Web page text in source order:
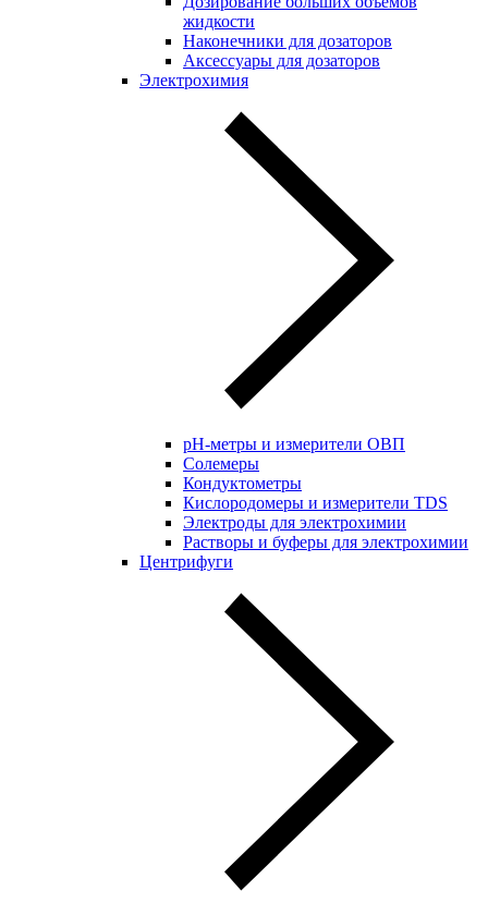
жидкости
Наконечники для дозаторов
Аксессуары для дозаторов
Электрохимия
pH-метры и измерители ОВП
Солемеры
Кондуктометры
Кислородомеры и измерители TDS
Электроды для электрохимии
Растворы и буферы для электрохимии
Центрифуги